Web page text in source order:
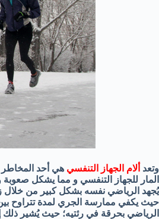
وتعد ألام الجهاز التنفسي هي أحد المخاطر
المار للجهاز التنفسي و مما يشكل
يُجهد الرياضي نفسه بشكل كبير من خلال
حيث يكفي
الرياضي بحرقة في رئتيه؛ حيث يُشير ذلك